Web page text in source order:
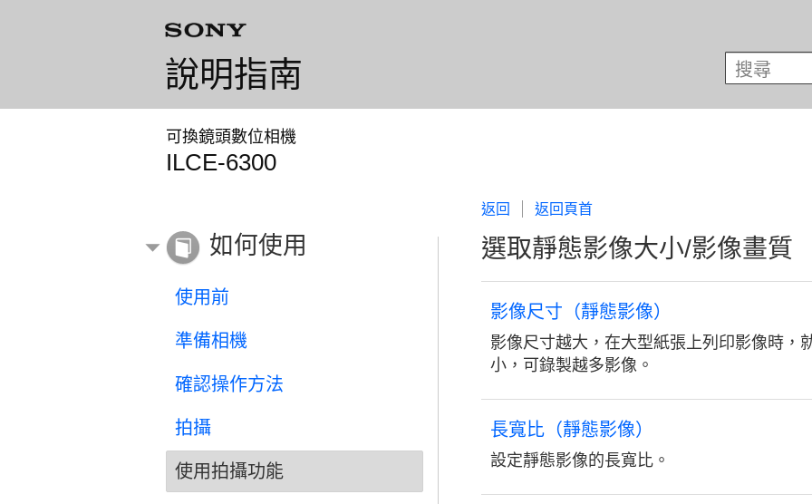
說明指南
可換鏡頭數位相機
ILCE-6300
返回 返回頁首
選取靜態影像大小/影像畫質
影像尺寸（靜態影像）
影像尺寸越大，在大型紙張上列印影像時，
小，可錄製越多影像。
長寬比（靜態影像）
設定靜態影像的長寬比。
如何使用
使用前
準備相機
確認操作方法
拍攝
使用拍攝功能